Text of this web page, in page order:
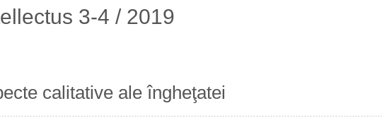
3-4 / 2019
calitative ale îngheţatei